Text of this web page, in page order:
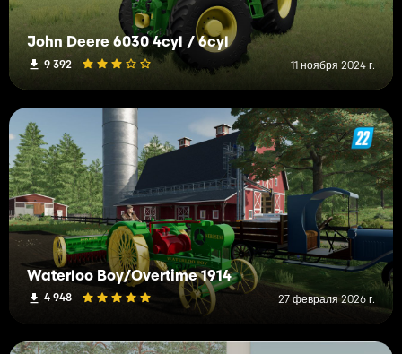
John Deere 6030 4cyl / 6cyl
9 392 11 ноября 2024 г.
Waterloo Boy/Overtime 1914
4 948 27 февраля 2026 г.